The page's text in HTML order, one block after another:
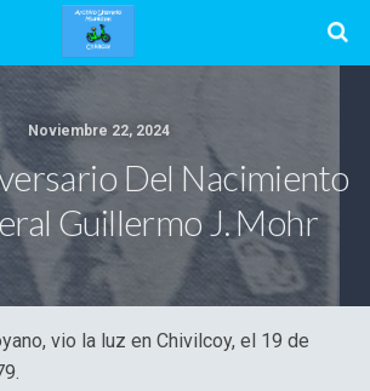
Noviembre 22, 2024
Del Nacimiento
Guillermo J. Mohr
vio la luz en Chivilcoy, el 19 de